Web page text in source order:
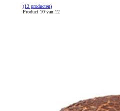
(12 producten)
Product 10 van 12